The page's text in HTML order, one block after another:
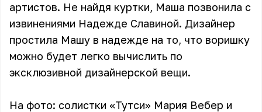
артистов. Не найдя куртки, Маша позвонила с
извинениями Надежде Славиной. Дизайнер
простила Машу в надежде на то, что воришку
можно будет легко вычислить по
эксклюзивной дизайнерской вещи.
На фото: солистки «Тутси» Мария Вебер и